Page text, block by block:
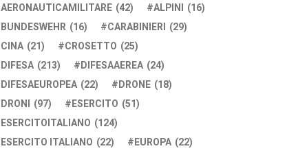
AERONAUTICAMILITARE (42) ALPINI (16)
BUNDESWEHR (16) CARABINIERI (29)
CINA (21) CROSETTO (25)
DIFESA (213) DIFESAAEREA (24)
DIFESAEUROPEA (22) DRONE (18)
DRONI (97) ESERCITO (51)
ESERCITOITALIANO (124)
ESERCITO ITALIANO (22) EUROPA (22)